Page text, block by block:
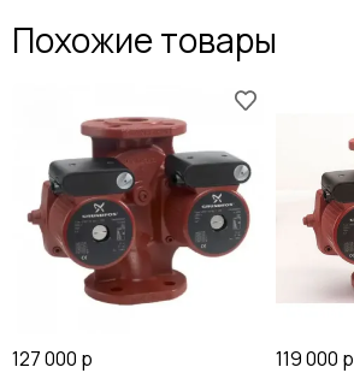
Похожие товары
127 000 р 119 000 р